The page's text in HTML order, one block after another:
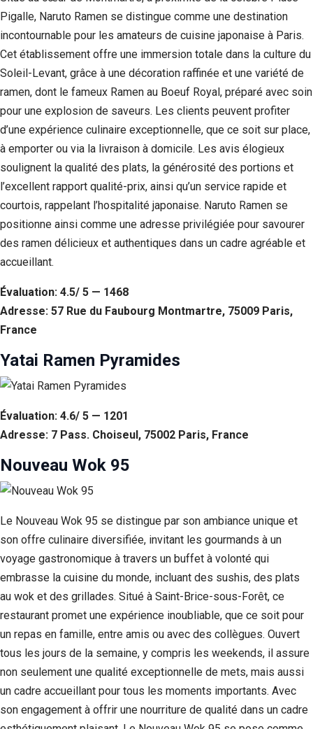
Pigalle, Naruto Ramen se distingue comme une destination
incontournable pour les amateurs de cuisine japonaise à Paris.
Cet établissement offre une immersion totale dans la culture du
Soleil-Levant, grâce à une décoration raffinée et une variété de
ramen, dont le fameux Ramen au Boeuf Royal, préparé avec soin
pour une explosion de saveurs. Les clients peuvent profiter
d’une expérience culinaire exceptionnelle, que ce soit sur place,
à emporter ou via la livraison à domicile. Les avis élogieux
soulignent la qualité des plats, la générosité des portions et
l’excellent rapport qualité-prix, ainsi qu’un service rapide et
courtois, rappelant l’hospitalité japonaise. Naruto Ramen se
positionne ainsi comme une adresse privilégiée pour savourer
des ramen délicieux et authentiques dans un cadre agréable et
accueillant.
Évaluation: 4.5/ 5 — 1468
Adresse: 57 Rue du Faubourg Montmartre, 75009 Paris,
France
Yatai Ramen Pyramides
Évaluation: 4.6/ 5 — 1201
Adresse: 7 Pass. Choiseul, 75002 Paris, France
Nouveau Wok 95
Le Nouveau Wok 95 se distingue par son ambiance unique et
son offre culinaire diversifiée, invitant les gourmands à un
voyage gastronomique à travers un buffet à volonté qui
embrasse la cuisine du monde, incluant des sushis, des plats
au wok et des grillades. Situé à Saint-Brice-sous-Forêt, ce
restaurant promet une expérience inoubliable, que ce soit pour
un repas en famille, entre amis ou avec des collègues. Ouvert
tous les jours de la semaine, y compris les weekends, il assure
non seulement une qualité exceptionnelle de mets, mais aussi
un cadre accueillant pour tous les moments importants. Avec
son engagement à offrir une nourriture de qualité dans un cadre